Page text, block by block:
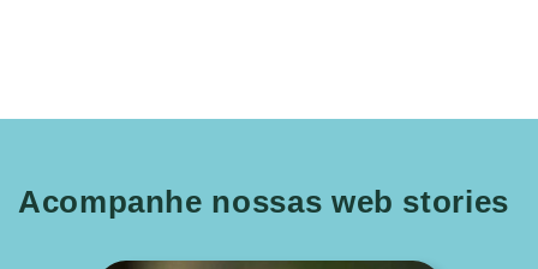
Acompanhe nossas web stories